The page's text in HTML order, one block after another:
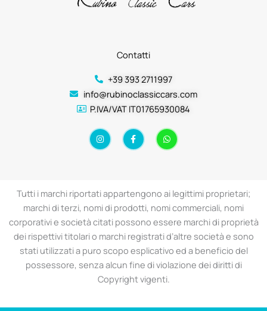
Contatti
+39 393 2711997
info@rubinoclassiccars.com
P.IVA/VAT IT01765930084
I
n
s
a
m
F
a
c
k
-
f
W
h
a
p
Tutti i marchi riportati appartengono ai legittimi proprietari;
marchi di terzi, nomi di prodotti, nomi commerciali, nomi
corporativi e società citati possono essere marchi di proprietà
dei rispettivi titolari o marchi registrati d’altre società e sono
stati utilizzati a puro scopo esplicativo ed a beneficio del
possessore, senza alcun fine di violazione dei diritti di
Copyright vigenti.